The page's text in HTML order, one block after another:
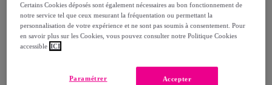
Offerte par la marque dès 50 € d'achat
Livraison estimée: entre le
Comment ça marche ?
Certains Cookies déposés sont également nécessaires au bon fonctionnement de
notre service tel que ceux mesurant la fréquentation ou permettant la
personnalisation de votre expérience et ne sont pas soumis à consentement. Pour
en savoir plus sur les Cookies, vous pouvez consulter notre Politique Cookies
accessible ICI
Accepter
Paramétrer